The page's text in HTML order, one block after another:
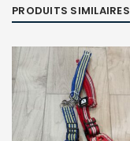
PRODUITS SIMILAIRES